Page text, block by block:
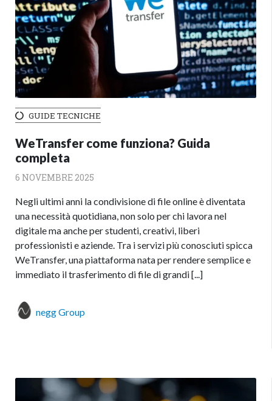
GUIDE TECNICHE
WeTransfer come funziona? Guida
completa
6 NOVEMBRE 2025
Negli ultimi anni la condivisione di file online è diventata
una necessità quotidiana, non solo per chi lavora nel
digitale ma anche per studenti, creativi, liberi
professionisti e aziende. Tra i servizi più conosciuti spicca
WeTransfer, una piattaforma nata per rendere semplice e
immediato il trasferimento di file di grandi [...]
negg Group